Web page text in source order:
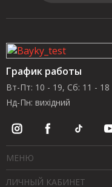
График работы
Вт-Пт: 10 - 19, Сб: 11 - 18
Нд-Пн: вихідний
МЕНЮ
ЛИЧНЫЙ КАБИНЕТ